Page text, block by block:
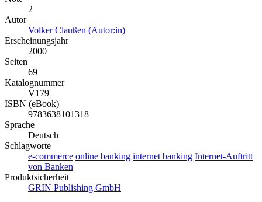
2
Autor
Volker Claußen (Autor:in)
Erscheinungsjahr
2000
Seiten
69
Katalognummer
V179
ISBN (eBook)
9783638101318
Sprache
Deutsch
Schlagworte
e-commerce online banking internet banking Internet-Auftritt
von Banken
Produktsicherheit
GRIN Publishing GmbH